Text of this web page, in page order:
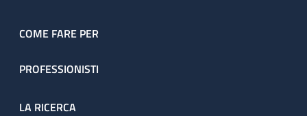
COME FARE PER
PROFESSIONISTI
LA RICERCA